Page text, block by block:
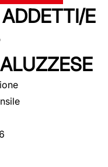
E